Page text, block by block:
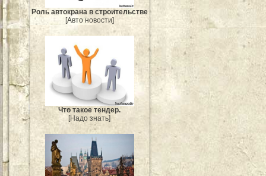
Роль автокрана в строительстве
[Авто новости]
Что такое тендер.
[Надо знать]